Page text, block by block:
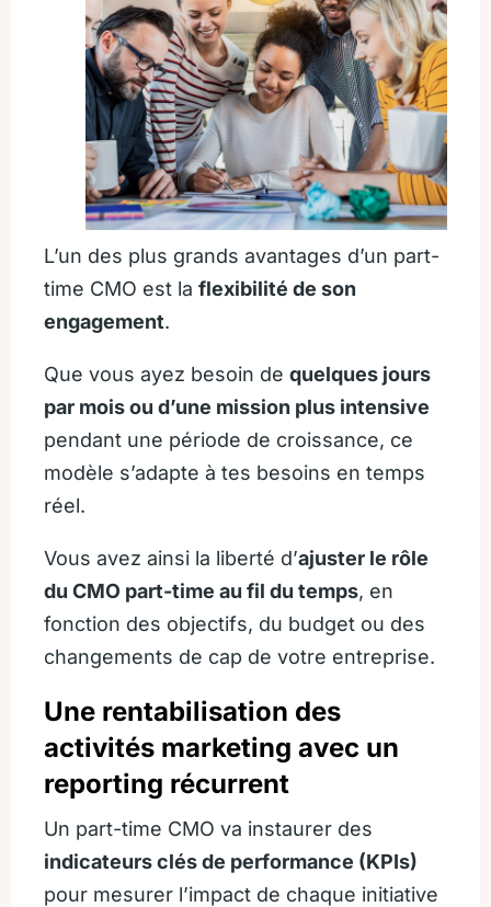
L’un des plus grands avantages d’un part-
time CMO est la flexibilité de son
engagement.
Que vous ayez besoin de quelques jours
par mois ou d’une mission plus intensive
pendant une période de croissance, ce
modèle s’adapte à tes besoins en temps
réel.
Vous avez ainsi la liberté d’ajuster le rôle
du CMO part-time au fil du temps, en
fonction des objectifs, du budget ou des
changements de cap de votre entreprise.
Une rentabilisation des
activités marketing avec un
reporting récurrent
Un part-time CMO va instaurer des
indicateurs clés de performance (KPIs)
pour mesurer l’impact de chaque initiative